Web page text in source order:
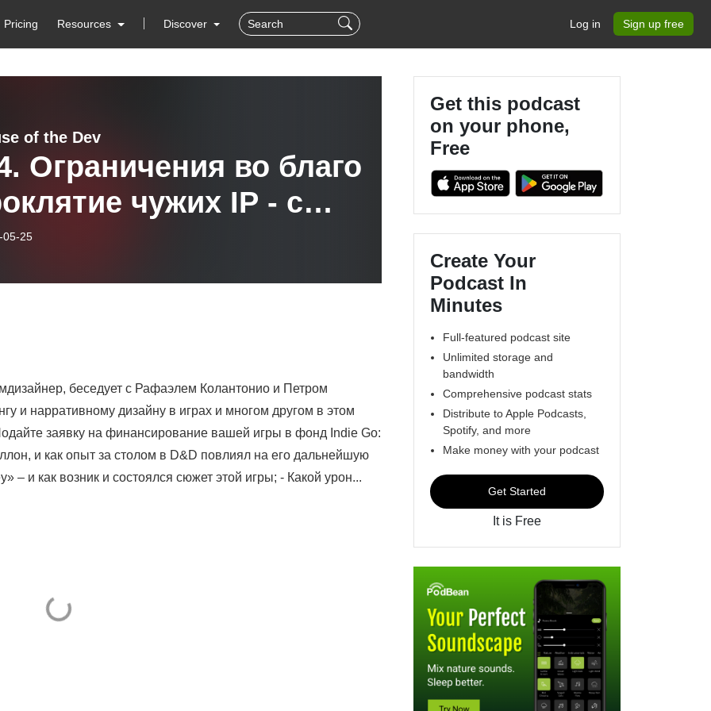
Pricing Resources Discover Log in Sign up free
of the Dev
Ограничения во благо
чужих IP - с
Авеллоном
05-25
беседует с Рафаэлем Колантонио и Петром
и нарративному дизайну в играх и многом другом в этом
заявку на финансирование вашей игры в фонд Indie Go:
и как опыт за столом в D&D повлиял на его дальнейшую
– и как возник и состоялся сюжет этой игры; - Какой урон...
Get this podcast
on your phone,
Free
Create Your
Podcast In
Minutes
Full-featured podcast site
Unlimited storage and
bandwidth
Comprehensive podcast stats
Distribute to Apple Podcasts,
Spotify, and more
Make money with your podcast
Get Started
It is Free